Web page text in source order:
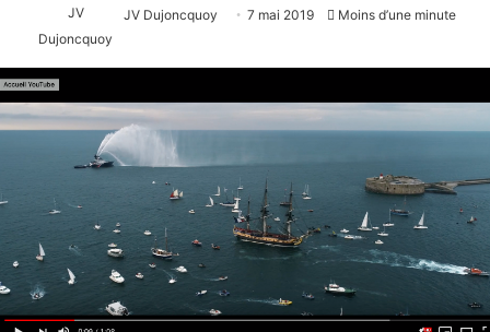
JV Dujoncquoy 7 mai 2019 Moins d’une minute